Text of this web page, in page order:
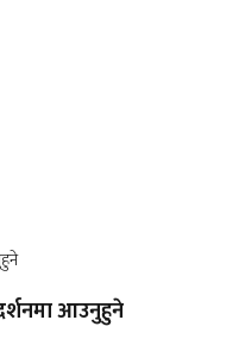
आउनुहुने